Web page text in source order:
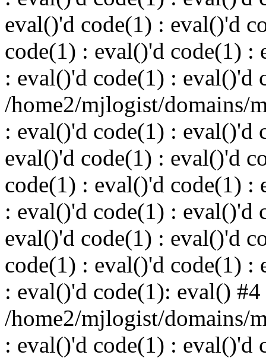
eval()'d code(1) : eval()'d
code(1) : eval()'d code(1) :
: eval()'d code(1) : eval()'d
/home2/mjlogist/domains/
: eval()'d code(1) : eval()'d
eval()'d code(1) : eval()'d
code(1) : eval()'d code(1) :
: eval()'d code(1) : eval()'d
eval()'d code(1) : eval()'d
code(1) : eval()'d code(1) :
: eval()'d code(1): eval() #4
/home2/mjlogist/domains/
: eval()'d code(1) : eval()'d